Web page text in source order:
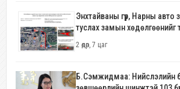
Энхтайваны гүүр, Нарны
туслах замын хөдөлгөөнийг
2 өдөр, 7 цаг
Б.Сэмжидмаа: Нийслэлийн